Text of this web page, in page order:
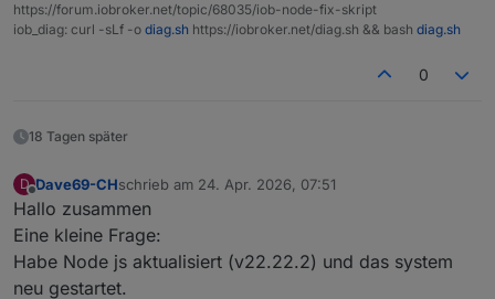
https://forum.iobroker.net/topic/68035/iob-node-fix-skript
iob_diag: curl -sLf -o diag.sh https://iobroker.net/diag.sh && bash diag.sh
0
18 Tagen später
D
Offline
Dave69-CHschrieb am 24. Apr. 2026, 07:51
zuletzt editiert von
Hallo zusammen
Eine kleine Frage:
Habe Node js aktualisiert (v22.22.2) und das system
neu gestartet.